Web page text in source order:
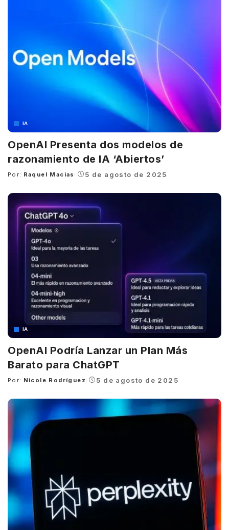
IA
OpenAI Presenta dos modelos de
razonamiento de IA ‘Abiertos’
Posted
Por: Raquel Macias 5 de agosto de 2025
IA
OpenAI Podría Lanzar un Plan Más
Barato para ChatGPT
Posted
Por: Nicole Rodríguez 5 de agosto de 2025